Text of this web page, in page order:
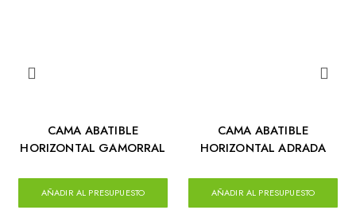
CAMA ABATIBLE
HORIZONTAL GAMORRAL
AÑADIR AL PRESUPUESTO
CAMA ABATIBLE
HORIZONTAL ADRADA
AÑADIR AL PRESUPUESTO